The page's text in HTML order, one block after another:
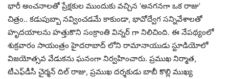
భారీ అంచనాలతో ప్రేక్షకుల ముందుకు వచ్చిన ‘అనగనగా ఒక రాజు’
చిత్రం.. కడుపుబ్బా నవ్వించడమే కాకుండా, భావోద్వేగ సన్నివేశాలతో
హృదయాలను హత్తుకొని సంక్రాంతి విన్నర్ గా నిలిచింది. ఈ నేపథ్యంలో
శుక్రవారం సాయంత్రం హైదరాబాద్ లోని రామానాయుడు స్టూడియోలో
విజయోత్సవ వేడుకను ఘనంగా నిర్వహించారు. ప్రముఖ నిర్మాత,
టీఎఫ్‌డీసీ చైర్మన్ దిల్ రాజు, ప్రముఖ దర్శకుడు బాబీ కొల్లి ముఖ్య